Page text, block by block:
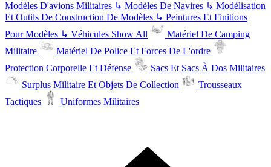
Modèles D'avions Militaires ↳ Modèles De Navires ↳ Modélisation
Et Outils De Construction De Modèles ↳ Peintures Et Finitions
Pour Modèles ↳ Véhicules Show All
Matériel De Camping
Militaire
Matériel De Police Et Forces De L'ordre
Protection Corporelle Et Défense
Sacs Et Sacs À Dos Militaires
Surplus Militaire Et Objets De Collection
Trousseaux
Tactiques
Uniformes Militaires